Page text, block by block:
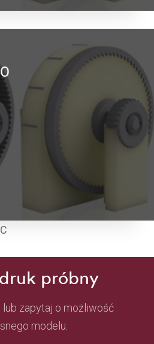
próbny
zapytaj o możliwość
modelu.